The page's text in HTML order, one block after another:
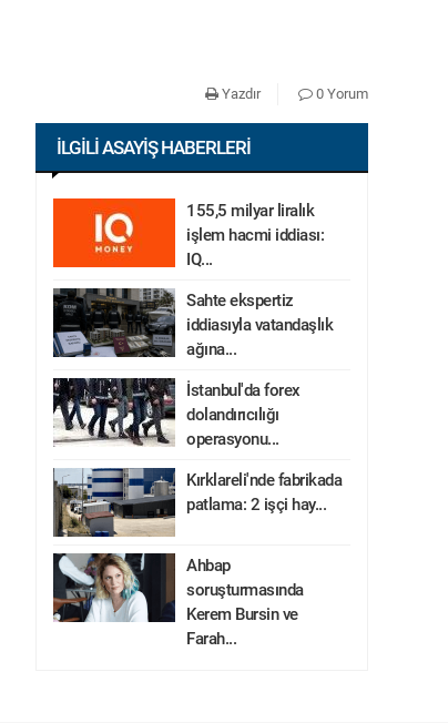
Yazdır 0 Yorum
İLGILI ASAYIŞ HABERLERI
155,5 milyar liralık
işlem hacmi iddiası:
IQ...
Sahte ekspertiz
iddiasıyla vatandaşlık
ağına...
İstanbul'da forex
dolandırıcılığı
operasyonu...
Kırklareli'nde fabrikada
patlama: 2 işçi hay...
Ahbap
soruşturmasında
Kerem Bursin ve
Farah...